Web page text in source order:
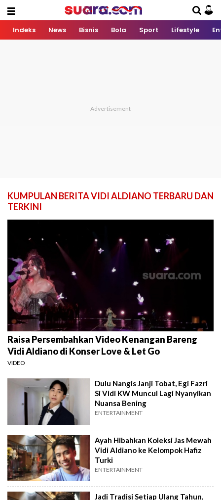
Indeks News Bisnis Bola Sport Lifestyle
KUMPULAN BERITA VIDI ALDIANO TERBARU DAN
TERKINI
Raisa Persembahkan Video Kenangan Bareng
Vidi Aldiano di Konser Love & Let Go
VIDEO
Dulu Nangis Janji Tobat, Egi Fazri
Si Vidi KW Muncul Lagi Nyanyikan
Nuansa Bening
ENTERTAINMENT
Ayah Hibahkan Koleksi Jas Mewah
Vidi Aldiano ke Kelompok Hafiz
Turki
ENTERTAINMENT
Jadi Tradisi Setiap Ulang Tahun,